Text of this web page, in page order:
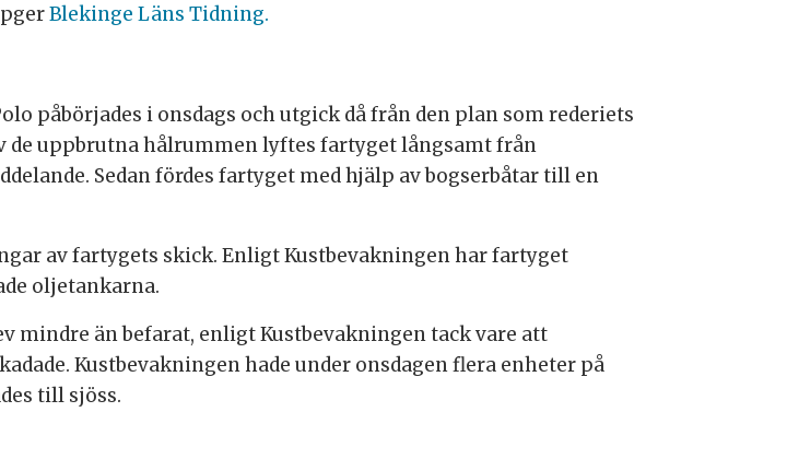
Blekinge Läns Tidning.
påbörjades i onsdags och utgick då från den plan som rederiets
de uppbrutna hålrummen lyftes fartyget långsamt från
Sedan fördes fartyget med hjälp av bogserbåtar till en
av fartygets skick. Enligt Kustbevakningen har fartyget
oljetankarna.
mindre än befarat, enligt Kustbevakningen tack vare att
Kustbevakningen hade under onsdagen flera enheter på
till sjöss.